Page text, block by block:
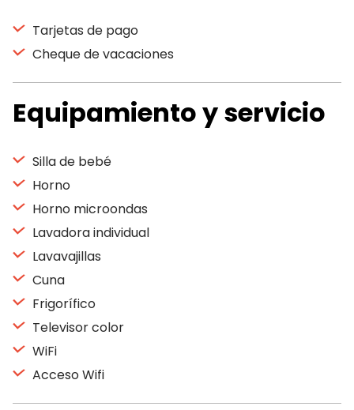
Tarjetas de pago
Cheque de vacaciones
Equipamiento y servicio
Silla de bebé
Horno
Horno microondas
Lavadora individual
Lavavajillas
Cuna
Frigorífico
Televisor color
WiFi
Acceso Wifi